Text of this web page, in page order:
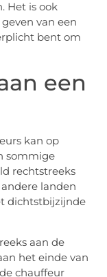
Het is ook
van een
bent om
een
kan op
sommige
rechtstreeks
landen
dichtstbijzijnde
aan de
het einde van
chauffeur